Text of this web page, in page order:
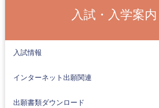
入試・入学案内
入試情報
学校推薦型選抜（公募制）
奨学生入試
インターネット出願関連
インターネット出願ガイドページについて
出願書類ダウンロード
総合型選抜(全学部AO入試)
入試のお知らせ